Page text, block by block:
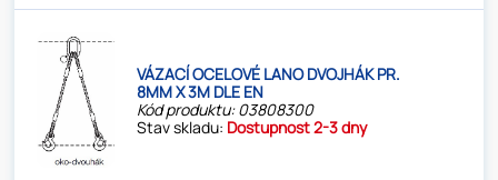
VÁZACÍ OCELOVÉ LANO DVOJHÁK PR.
8MM X 3M DLE EN
Kód produktu: 03808300
Stav skladu: Dostupnost 2-3 dny